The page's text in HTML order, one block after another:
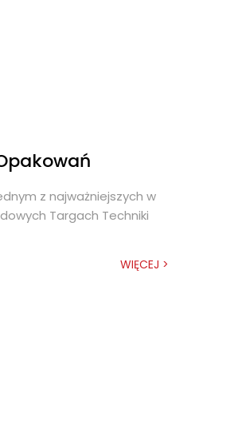
z najważniejszych w
Targach Techniki
WIĘCEJ >